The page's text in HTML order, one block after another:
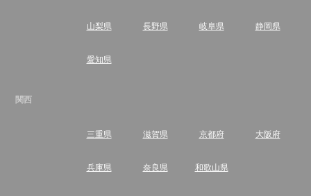
山梨県 長野県 岐阜県 静岡県
愛知県
関西
三重県 滋賀県 京都府 大阪府
兵庫県 奈良県 和歌山県